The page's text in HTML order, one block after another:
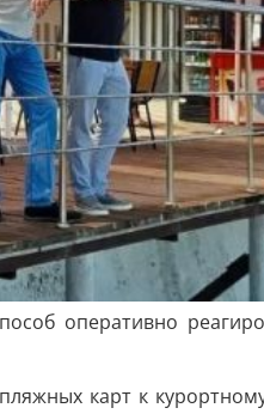
оперативно
карт к